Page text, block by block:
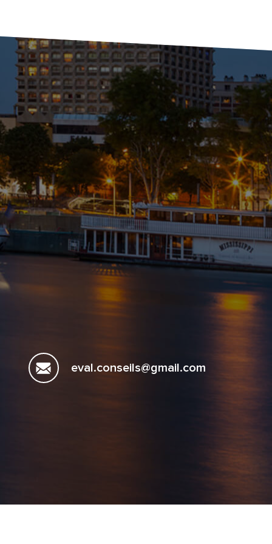
eval.conseils@gmail.com